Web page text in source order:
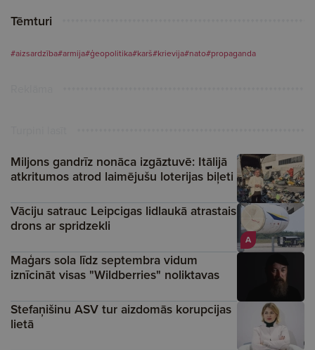
Tēmturi
#aizsardzība#armija#ģeopolitika#karš#krievija#nato#propaganda
Miljons gandrīz nonāca izgāztuvē: Itālijā
atkritumos atrod laimējušu loterijas biļeti
A
Vāciju satrauc Leipcigas lidlaukā atrastais
drons ar spridzekli
Maģars sola līdz septembra vidum
iznīcināt visas "Wildberries" noliktavas
Stefaņišinu ASV tur aizdomās korupcijas
lietā